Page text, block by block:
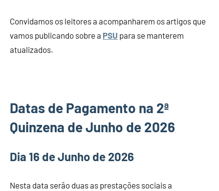
Convidamos os leitores a acompanharem os artigos que
vamos publicando sobre a PSU para se manterem
atualizados.
Datas de Pagamento na 2ª
Quinzena de Junho de 2026
Dia 16 de Junho de 2026
Nesta data serão duas as prestações sociais a